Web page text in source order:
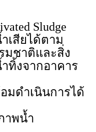
Sludge
เสียได้ตาม
มชาติและสิ่ง
ทิ้งจากอาคาร
มดำเนินการได้
าพน้ำ